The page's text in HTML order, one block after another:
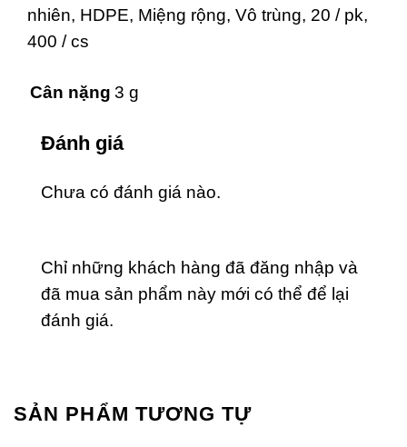
nhiên, HDPE, Miệng rộng, Vô trùng, 20 / pk,
400 / cs
Cân nặng 3 g
Đánh giá
Chưa có đánh giá nào.
Chỉ những khách hàng đã đăng nhập và
đã mua sản phẩm này mới có thể để lại
đánh giá.
SẢN PHẨM TƯƠNG TỰ